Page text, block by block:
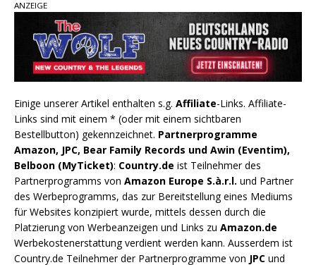
ANZEIGE
Einige unserer Artikel enthalten s.g. Affiliate-Links. Affiliate-
Links sind mit einem * (oder mit einem sichtbaren
Bestellbutton) gekennzeichnet. Partnerprogramme
Amazon, JPC, Bear Family Records und Awin (Eventim),
Belboon (MyTicket): Country.de ist Teilnehmer des
Partnerprogramms von Amazon Europe S.à.r.l. und Partner
des Werbeprogramms, das zur Bereitstellung eines Mediums
für Websites konzipiert wurde, mittels dessen durch die
Platzierung von Werbeanzeigen und Links zu Amazon.de
Werbekostenerstattung verdient werden kann. Ausserdem ist
Country.de Teilnehmer der Partnerprogramme von JPC und